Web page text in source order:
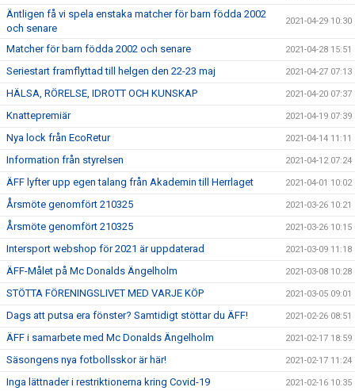
Äntligen få vi spela enstaka matcher för barn födda 2002
och senare
2021-04-29 10:30
Matcher för barn födda 2002 och senare 2021-04-28 15:51
Seriestart framflyttad till helgen den 22-23 maj 2021-04-27 07:13
HÄLSA, RÖRELSE, IDROTT OCH KUNSKAP 2021-04-20 07:37
Knattepremiär 2021-04-19 07:39
Nya lock från EcoRetur 2021-04-14 11:11
Information från styrelsen 2021-04-12 07:24
ÄFF lyfter upp egen talang från Akademin till Herrlaget 2021-04-01 10:02
Årsmöte genomfört 210325 2021-03-26 10:21
Årsmöte genomfört 210325 2021-03-26 10:15
Intersport webshop för 2021 är uppdaterad 2021-03-09 11:18
ÄFF-Målet på Mc Donalds Ängelholm 2021-03-08 10:28
STÖTTA FÖRENINGSLIVET MED VARJE KÖP 2021-03-05 09:01
Dags att putsa era fönster? Samtidigt stöttar du ÄFF! 2021-02-26 08:51
ÄFF i samarbete med Mc Donalds Ängelholm 2021-02-17 18:59
Säsongens nya fotbollsskor är här! 2021-02-17 11:24
Inga lättnader i restriktionerna kring Covid-19 2021-02-16 10:35